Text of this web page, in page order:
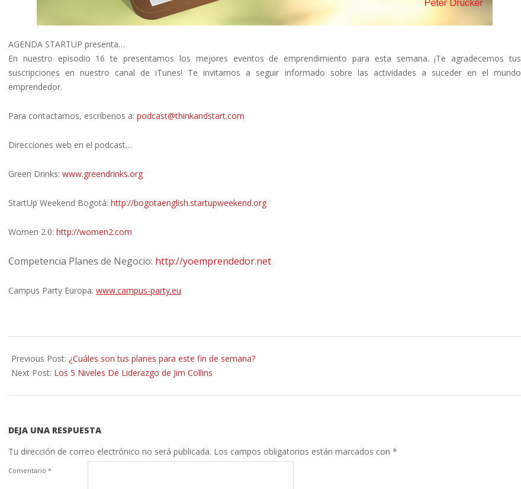
AGENDA STARTUP presenta…
En nuestro episodio 16 te presentamos los mejores eventos de emprendimiento para esta semana. ¡Te agradecemos tus
suscripciones en nuestro canal de iTunes! Te invitamos a seguir informado sobre las actividades a suceder en el mundo
emprendedor.
Para contactarnos, escríbenos a: podcast@thinkandstart.com
Direcciones web en el podcast…
Green Drinks: www.greendrinks.org
StartUp Weekend Bogotá: http://bogotaenglish.startupweekend.org
Women 2.0: http://women2.com
Competencia Planes de Negocio: http://yoemprendedor.net
Campus Party Europa: www.campus-party.eu
08-
19
Previous Post: ¿Cuáles son tus planes para este fin de semana?
Next Post: Los 5 Niveles De Liderazgo de Jim Collins
DEJA UNA RESPUESTA
Tu dirección de correo electrónico no será publicada. Los campos obligatorios están marcados con *
Comentario *